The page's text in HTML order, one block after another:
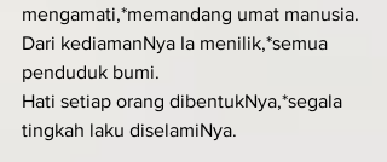
mengamati,*memandang umat manusia.
Dari kediamanNya Ia menilik,*semua
penduduk bumi.
Hati setiap orang dibentukNya,*segala
tingkah laku diselamiNya.